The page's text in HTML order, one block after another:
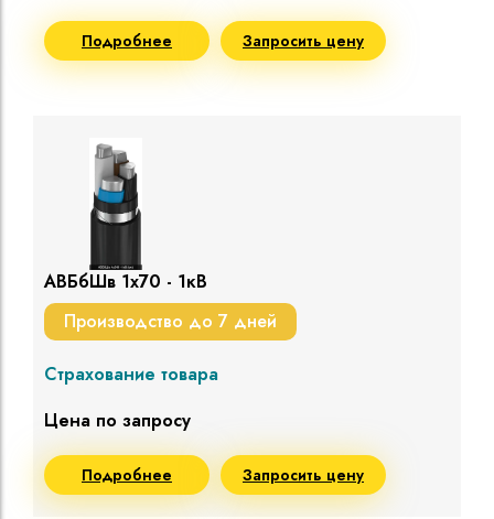
Подробнее Запросить цену
АВБбШв 1х70 - 1кВ
Производство до 7 дней
Страхование товара
Цена по запросу
Подробнее Запросить цену